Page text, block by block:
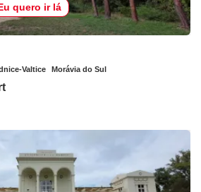
quero ir lá
Valtice Morávia do Sul